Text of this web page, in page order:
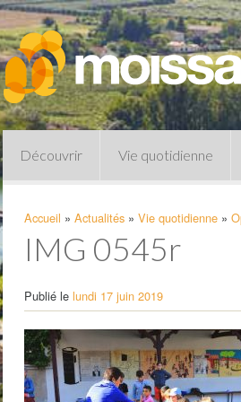
Découvrir Vie quotidienne
Pharmacies de garde
Accueil » Actualités » Vie quotidienne »
IMG 0545r
Publié le lundi 17 juin 2019